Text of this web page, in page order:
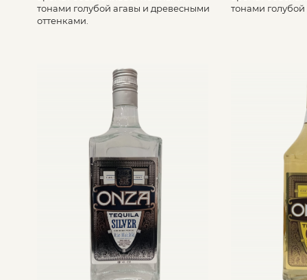
тонами голубой агавы и древесными
оттенками.
тонами голубой